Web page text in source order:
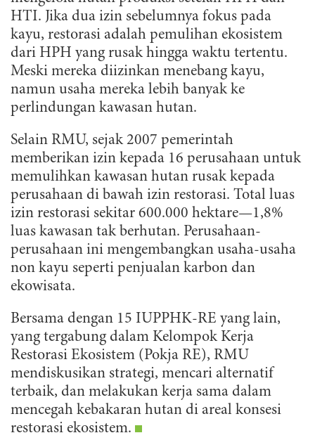
HTI. Jika dua izin sebelumnya fokus pada
kayu, restorasi adalah pemulihan ekosistem
dari HPH yang rusak hingga waktu tertentu.
Meski mereka diizinkan menebang kayu,
namun usaha mereka lebih banyak ke
perlindungan kawasan hutan.
Selain RMU, sejak 2007 pemerintah
memberikan izin kepada 16 perusahaan untuk
memulihkan kawasan hutan rusak kepada
perusahaan di bawah izin restorasi. Total luas
izin restorasi sekitar 600.000 hektare—1,8%
luas kawasan tak berhutan. Perusahaan-
perusahaan ini mengembangkan usaha-usaha
non kayu seperti penjualan karbon dan
ekowisata.
Bersama dengan 15 IUPPHK-RE yang lain,
yang tergabung dalam Kelompok Kerja
Restorasi Ekosistem (Pokja RE), RMU
mendiskusikan strategi, mencari alternatif
terbaik, dan melakukan kerja sama dalam
mencegah kebakaran hutan di areal konsesi
restorasi ekosistem.